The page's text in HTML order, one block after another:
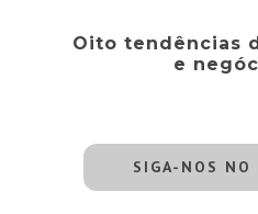
Oito tendências
e
SIGA-NOS NO